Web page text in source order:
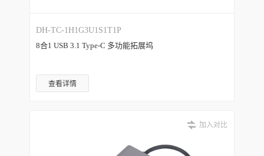
DH-TC-1H1G3U1S1T1P
8合1 USB 3.1 Type-C 多功能拓展坞
查看详情
加入对比